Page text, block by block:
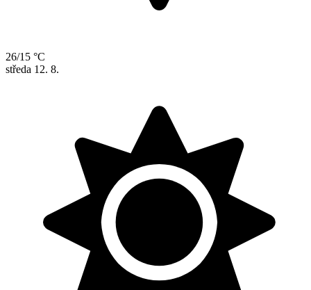
26/15 °C
středa 12. 8.